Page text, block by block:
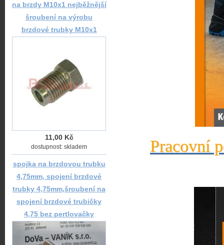
Pracovní
na brzdy M10x1 nejběžnější
šroubení na výrobu
brzdové trubky M10x1
11,00 Kč
dostupnost: skladem
spojka na brzdovou trubku
4,75mm, spojení brzdové
trubky 4,75mm,šroubení na
spojení brzdové trubičky
4,75 bez pertlovačky